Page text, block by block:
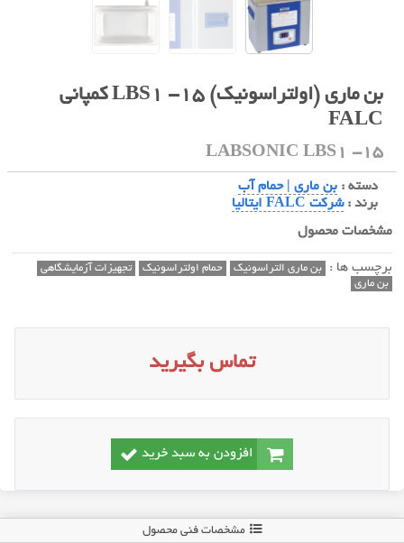
بن ماری (اولتراسونیک) LBS1 -15 کمپانی
FALC
LABSONIC LBS1 -15
دسته : بن ماری | حمام آب
برند :شرکت FALC ایتالیا
مشخصات محصول
برچسب ها : بن ماری التراسونیک حمام اولتراسونيک
تجهیزات آزمایشگاهی
بن ماری
تماس بگیرید
افزودن به سبد خرید
مشخصات فنی محصول